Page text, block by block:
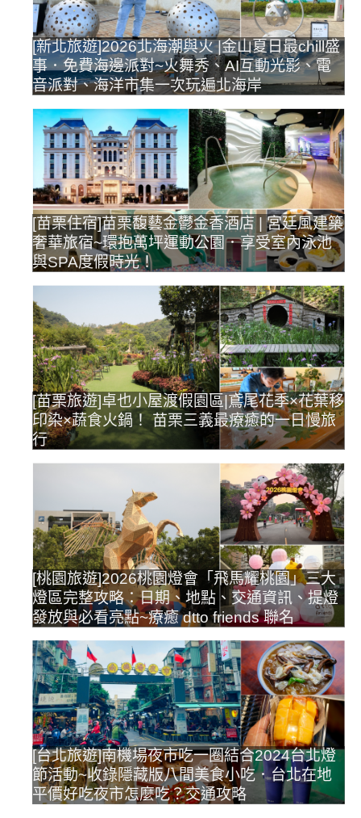
[新北旅遊]2026北海潮與火 |金山夏日最chill盛
事．免費海邊派對~火舞秀、AI互動光影、電
音派對、海洋市集一次玩遍北海岸
[苗栗住宿]苗栗馥藝金鬱金香酒店 | 宮廷風建築
奢華旅宿~環抱萬坪運動公園．享受室內泳池
與SPA度假時光！
[苗栗旅遊]卓也小屋渡假園區|鳶尾花季×花葉移
印染×蔬食火鍋！ 苗栗三義最療癒的一日慢旅
行
[桃園旅遊]2026桃園燈會「飛馬耀桃園」三大
燈區完整攻略：日期、地點、交通資訊、提燈
發放與必看亮點~療癒 dtto friends 聯名
[台北旅遊]南機場夜市吃一圈結合2024台北燈
節活動~收錄隱藏版八間美食小吃．台北在地
平價好吃夜市怎麼吃？交通攻略